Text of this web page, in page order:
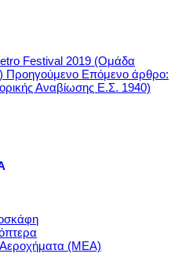
Festival 2019 (Ομάδα
Προηγούμενο Επόμενο άρθρο:
Αναβίωσης Ε.Σ. 1940)
(ΜΕΑ)